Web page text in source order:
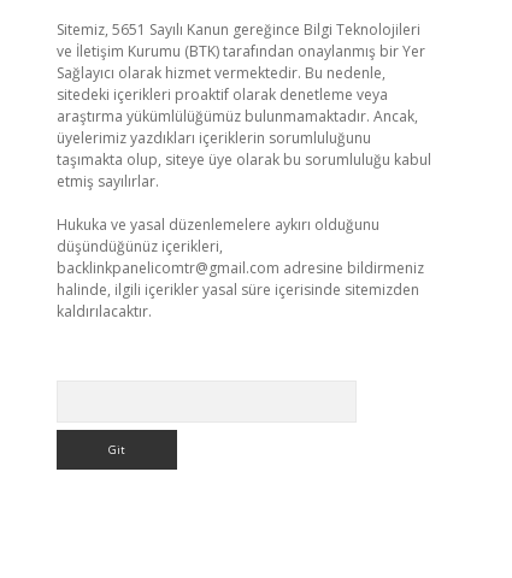
Sitemiz, 5651 Sayılı Kanun gereğince Bilgi Teknolojileri
ve İletişim Kurumu (BTK) tarafından onaylanmış bir Yer
Sağlayıcı olarak hizmet vermektedir. Bu nedenle,
sitedeki içerikleri proaktif olarak denetleme veya
araştırma yükümlülüğümüz bulunmamaktadır. Ancak,
üyelerimiz yazdıkları içeriklerin sorumluluğunu
taşımakta olup, siteye üye olarak bu sorumluluğu kabul
etmiş sayılırlar.
Hukuka ve yasal düzenlemelere aykırı olduğunu
düşündüğünüz içerikleri,
backlinkpanelicomtr@gmail.com adresine bildirmeniz
halinde, ilgili içerikler yasal süre içerisinde sitemizden
kaldırılacaktır.